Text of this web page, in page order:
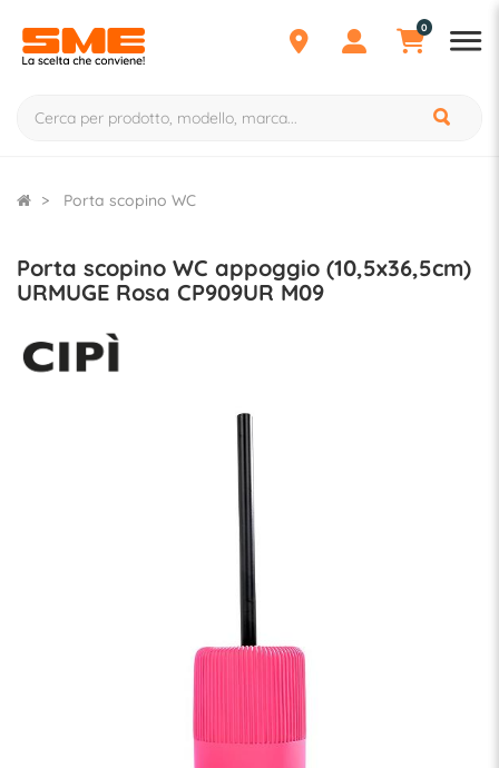
0
Porta scopino WC
Porta scopino WC appoggio (10,5x36,5cm)
URMUGE Rosa CP909UR M09